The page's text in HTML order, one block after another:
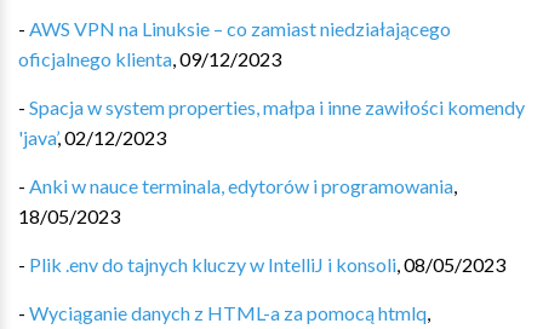
- AWS VPN na Linuksie – co zamiast niedziałającego
oficjalnego klienta,09/12/2023
- Spacja w system properties, małpa i inne zawiłości komendy
'java’,02/12/2023
- Anki w nauce terminala, edytorów i programowania,
18/05/2023
- Plik .env do tajnych kluczy w IntelliJ i konsoli,08/05/2023
- Wyciąganie danych z HTML-a za pomocą htmlq,